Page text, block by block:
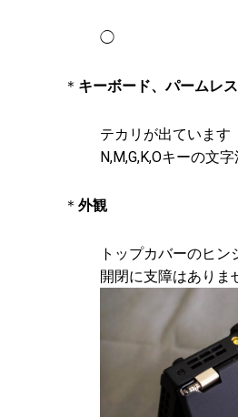
◯
＊ キーボード、パームレ
テカリが出ています
N,M,G,K,Oキーの文
＊ 外観
トップカバーのヒン
開閉に支障はありま